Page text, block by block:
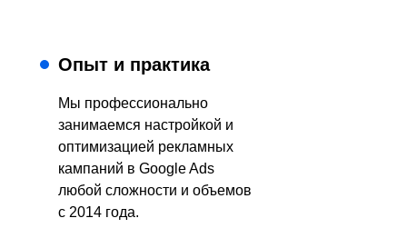
Опыт и практика
Мы профессионально
занимаемся настройкой и
оптимизацией рекламных
кампаний в Google Ads
любой сложности и объемов
с 2014 года.